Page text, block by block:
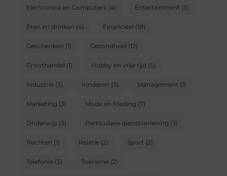
Electronica en Computers(4) Entertainment (3)
Eten en drinken (4) Financieel (18)
Geschenken (1) Gezondheid (12)
Groothandel (1) Hobby en vrije tijd (5)
Industrie(3) Kinderen (3) Management (1)
Marketing (3) Mode en Kleding (7)
Onderwijs(3) Particuliere dienstverlening (3)
Rechten (1) Relatie(2) Sport (2)
Telefonie(3) Toerisme(2)